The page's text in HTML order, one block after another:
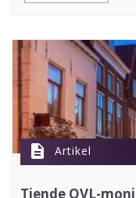
description Artikel
Tiende OVL-